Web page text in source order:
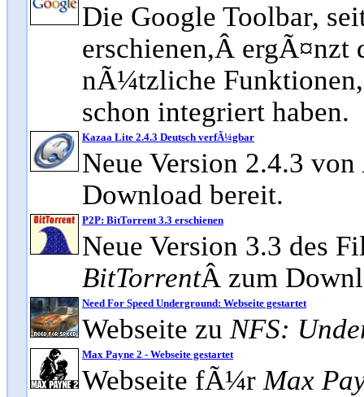
Die Google Toolbar,
erschienen,Â ergÃ¤nzt
nÃ¼tzliche
schon integriert haben.
Kazaa Lite 2.4.3 Deutsch verfÃ¼gbar
Neue Version 2.4.3 von
Download bereit.
P2P: BitTorrent 3.3 erschienen
Neue Version 3.3 des
BitTorrentÂ zum
Need For Speed Underground: Webseite gestartet
Webseite zu NFS:
Max Payne 2 - Webseite gestartet
Webseite fÃ¼r Max